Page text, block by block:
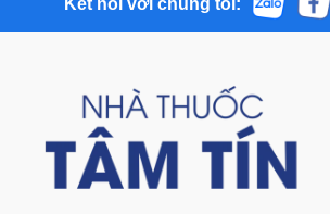
Kết nối với chúng tôi: